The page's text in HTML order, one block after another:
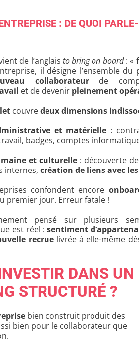
: DE QUOI PARLE-
de l’anglais to bring on board: «
il désigne l’ensemble du
collaborateurde
et de devenir pleinement
couvredeux dimensions
et matérielle :
badges, comptes
et culturelle: découverte
internes, création de liens avec
confondent encore
premier jour. Erreur fatale !
pensé sur plusieurs
est réel :sentiment
recruelivrée à elle-même
DANS UN
STRUCTURÉ ?
bien construit produit des
bien pour le collaborateur que